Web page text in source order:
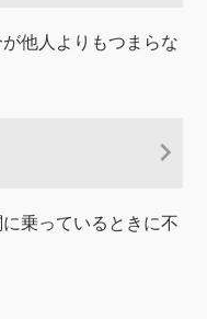
他人よりもつまらな
乗っているときに不